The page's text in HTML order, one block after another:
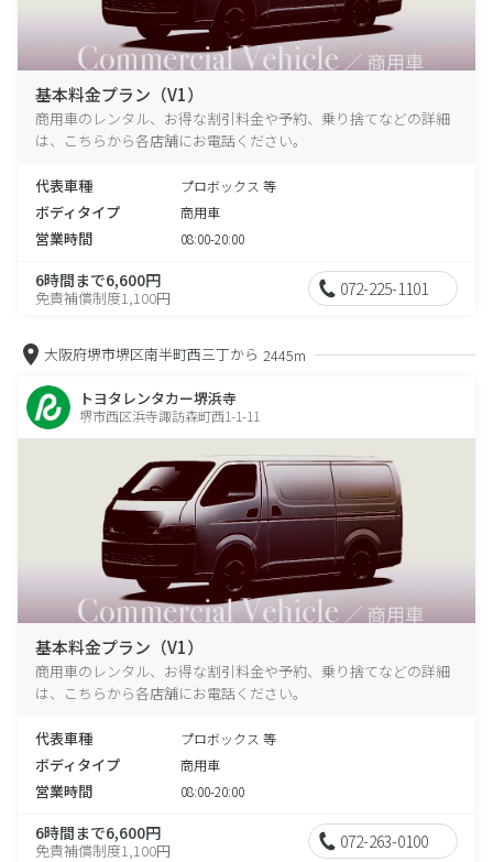
基本料金プラン（V1）
商用車のレンタル、お得な割引料金や予約、乗り捨てなどの詳細
は、こちらから各店舗にお電話ください。
代表車種 プロボックス 等
ボディタイプ 商用車
営業時間 08:00-20:00
6時間まで6,600円
免責補償制度1,100円 072-225-1101
大阪府堺市堺区南半町西三丁から 2445m
トヨタレンタカー堺浜寺
堺市西区浜寺諏訪森町西1-1-11
基本料金プラン（V1）
商用車のレンタル、お得な割引料金や予約、乗り捨てなどの詳細
は、こちらから各店舗にお電話ください。
代表車種 プロボックス 等
ボディタイプ 商用車
営業時間 08:00-20:00
6時間まで6,600円
免責補償制度1,100円 072-263-0100